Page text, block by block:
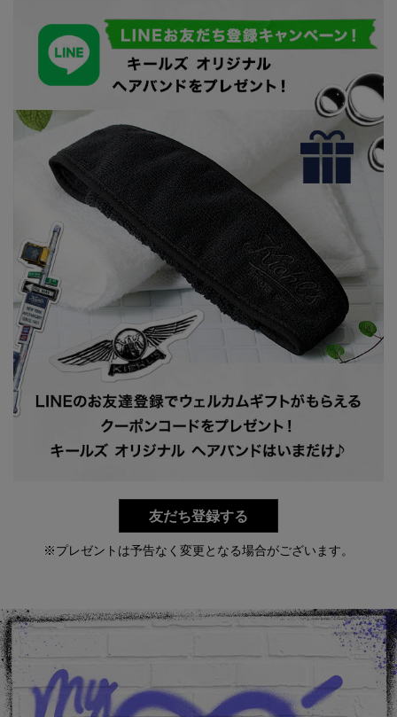
友だち登録する
※プレゼントは予告なく変更となる場合がございます。